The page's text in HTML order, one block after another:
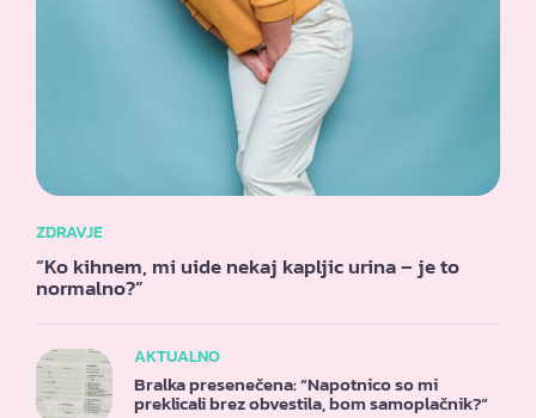
ZDRAVJE
“Ko kihnem, mi uide nekaj kapljic urina – je to
normalno?”
AKTUALNO
Bralka presenečena: “Napotnico so mi
preklicali brez obvestila, bom samoplačnik?”